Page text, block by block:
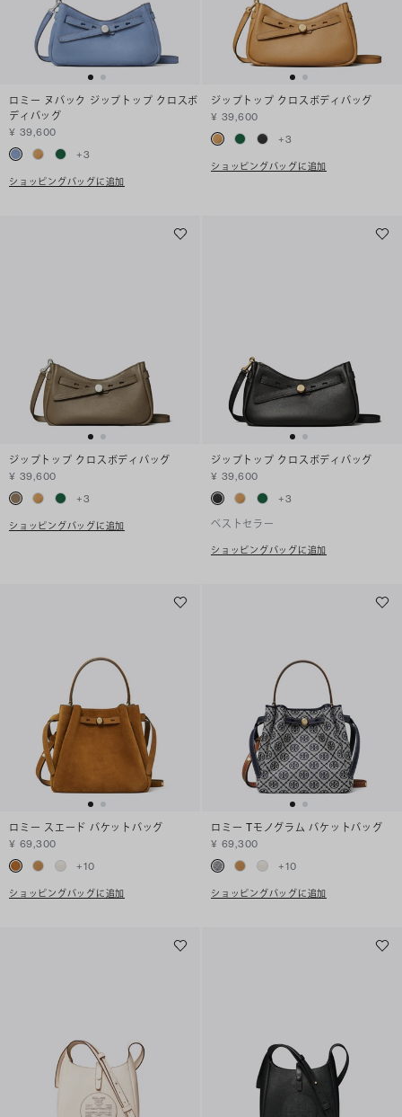
ロミー ヌバック ジップトップ クロスボ
ディバッグ
¥ 39,600
+3
ショッピングバッグに追加
ジップトップ クロスボディバッグ
¥ 39,600
+3
ショッピングバッグに追加
ジップトップ クロスボディバッグ
¥ 39,600
+3
ショッピングバッグに追加
ジップトップ クロスボディバッグ
¥ 39,600
+3
ベストセラー
ショッピングバッグに追加
ロミー スエード バケットバッグ
¥ 69,300
+10
ショッピングバッグに追加
ロミー Tモノグラム バケットバッグ
¥ 69,300
+10
ショッピングバッグに追加